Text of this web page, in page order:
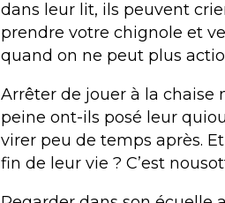
dans leur lit, ils peuvent
prendre votre chignole et
quand on ne peut plus
Arrêter de jouer à la chaise
peine ont-ils posé leur
virer peu de temps après.
fin de leur vie ? C’est